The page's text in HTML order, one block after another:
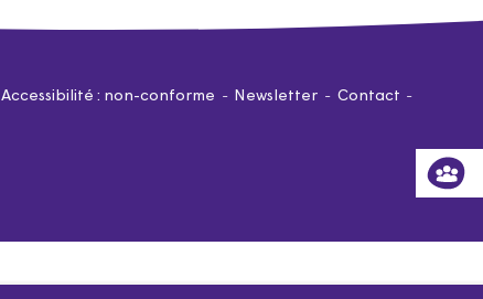
Accessibilité : non-conforme Newsletter Contact